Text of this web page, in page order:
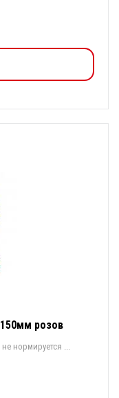
розов
Общие характеристики Световой поток, Лм не нормируется ...